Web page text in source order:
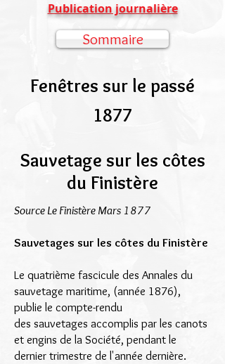
Publication journalière
Fenêtres sur le passé
1877
Sauvetage sur les côtes
du Finistère
Sommaire
Source Le Finistère Mars 1877
Sauvetages sur les côtes du Finistère
Le quatrième fascicule des Annales du
sauvetage maritime, (année 1876),
publie le compte-rendu
des sauvetages accomplis par les canots
et engins de la Société, pendant le
dernier trimestre de l'année dernière.